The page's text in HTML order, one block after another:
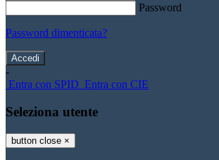
Password
Password dimenticata?
-
Entra con SPID Entra con CIE
Seleziona utente
button close ×